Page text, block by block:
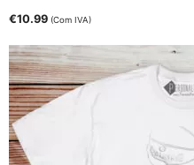
€10.99 (Com IVA)